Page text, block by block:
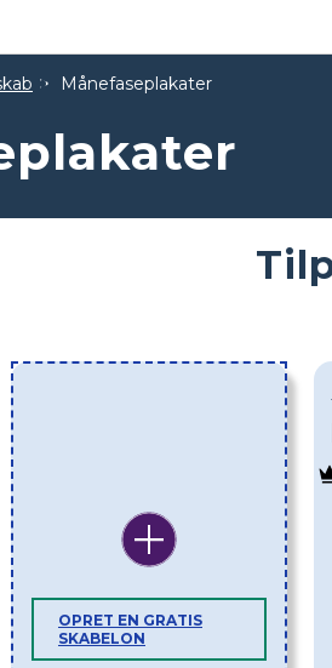
Månefaseplakater
OPRET EN GRATIS
SKABELON